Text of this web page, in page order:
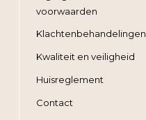
voorwaarden
Klachtenbehandelingen
Kwaliteit en veiligheid
Huisreglement
Contact